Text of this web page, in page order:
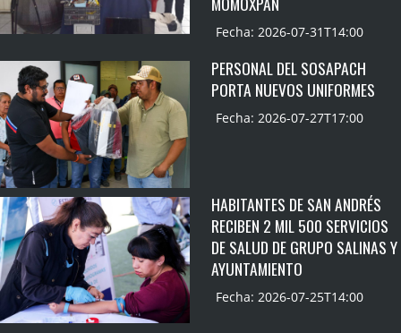
Fecha: 2026-07-31T14:00
PERSONAL DEL SOSAPACH
PORTA NUEVOS UNIFORMES
Fecha: 2026-07-27T17:00
HABITANTES DE SAN ANDRÉS
RECIBEN 2 MIL 500 SERVICIOS
DE SALUD DE GRUPO SALINAS Y
AYUNTAMIENTO
Fecha: 2026-07-25T14:00